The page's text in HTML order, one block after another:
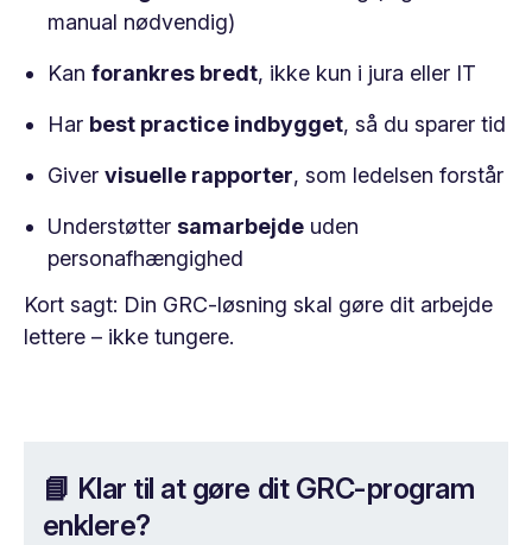
manual nødvendig)
Kan forankres bredt, ikke kun i jura eller IT
Har best practice indbygget, så du sparer tid
Giver visuelle rapporter, som ledelsen forstår
Understøtter samarbejdeuden
personafhængighed
Kort sagt: Din GRC-løsning skal gøre dit arbejde
lettere – ikke tungere.
📘 Klar til at gøre dit GRC-program
enklere?